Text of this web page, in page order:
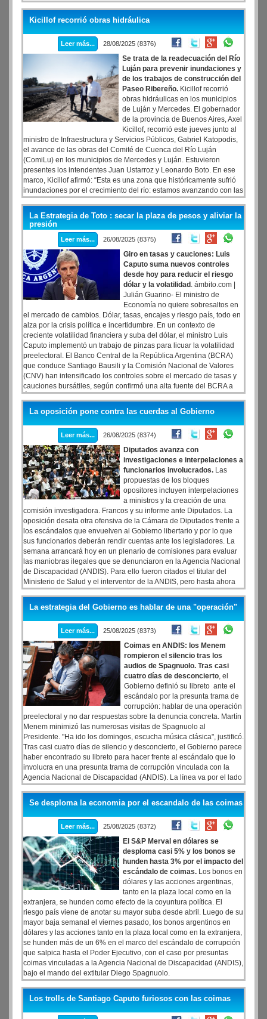
prestaciones y apoyos cotidianos para las personas con
discapacidad. Es responsabilidad de los gobiernos promover la
eliminación de las barreras que impiden el desarrollo pleno de las
personas con discapacidad. La discapacidad no puede ser un tema
lateral: debe estar en el centro de una ciudad justa e inclusiva.
Kicillof recorrió obras hidráulica
Leer más... 28/08/2025 (8376)
Se trata de la readecuación del Río
Luján para prevenir inundaciones y
de los trabajos de construcción del
Paseo Ribereño. Kicillof recorrió
obras hidráulicas en los municipios
de Luján y Mercedes. El gobernador
de la provincia de Buenos Aires, Axel
Kicillof, recorrió este jueves junto al
ministro de Infraestructura y Servicios Públicos, Gabriel Katopodis,
el avance de las obras del Comité de Cuenca del Río Luján
(ComiLu) en los municipios de Mercedes y Luján. Estuvieron
presentes los intendentes Juan Ustarroz y Leonardo Boto. En ese
marco, Kicillof afirmó: “Esta es una zona que históricamente sufrió
inundaciones por el crecimiento del río: estamos avanzando con las
obras que les van a cambiar la vida a miles de bonaerenses que
viven en la región”.
La Estrategia de Toto : secar la plaza de pesos y aliviar la
presión
Leer más... 26/08/2025 (8375)
Giro en tasas y cauciones: Luis
Caputo suma nuevos controles
desde hoy para reducir el riesgo
dólar y la volatilidad . ámbito.com |
Julián Guarino- El ministro de
Economía no quiere sobresaltos en
el mercado de cambios. Dólar, tasas, encajes y riesgo país, todo en
alza por la crisis política e incertidumbre. En un contexto de
creciente volatilidad financiera y suba del dólar, el ministro Luis
Caputo implementó un trabajo de pinzas para licuar la volatilidad
preelectoral. El Banco Central de la República Argentina (BCRA)
que conduce Santiago Bausili y la Comisión Nacional de Valores
(CNV) han intensificado los controles sobre el mercado de tasas y
cauciones bursátiles, según confirmó una alta fuente del BCRA a
Ámbito. Según trascendió, esta medida busca estabilizar el sistema
financiero ante las presiones derivadas de la volatilidad con un ojo
puesto en las tensiones inflacionarias y la depreciación del peso,
en un momento crítico previo a las elecciones de medio término.
La oposición pone contra las cuerdas al Gobierno
Leer más... 26/08/2025 (8374)
Diputados avanza con
investigaciones e interpelaciones a
funcionarios involucrados. Las
propuestas de los bloques
opositores incluyen interpelaciones
a ministros y la creación de una
comisión investigadora. Francos y su informe ante Diputados. La
oposición desata otra ofensiva de la Cámara de Diputados frente a
los escándalos que envuelven al Gobierno libertario y por lo que
sus funcionarios deberán rendir cuentas ante los legisladores. La
semana arrancará hoy en un plenario de comisiones para evaluar
las maniobras ilegales que se denunciaron en la Agencia Nacional
de Discapacidad (ANDIS). Para ello fueron citados el titular del
Ministerio de Salud y el interventor de la ANDIS, pero hasta ahora
ninguno confirmó la presencia. En tanto, el miércoles, el jefe de
Gabinete Guillermo Francos se presentará en el recinto de la
Cámara baja para rendir su informe de gestión del Gobierno que
estará marcada por estas graves irregularidades en la gestión.
La estrategia del Gobierno es hablar de una "operación"
Leer más... 25/08/2025 (8373)
Coimas en ANDIS: los Menem
rompieron el silencio tras los
audios de Spagnuolo. Tras casi
cuatro días de desconcierto, el
Gobierno definió su libreto ante el
escándalo por la presunta trama de
corrupción: hablar de una operación
preelectoral y no dar respuestas sobre la denuncia concreta. Martín
Menem minimizó las numerosas visitas de Spagnuolo al
Presidente. "Ha ido los domingos, escucha música clásica", justificó.
Tras casi cuatro días de silencio y desconcierto, el Gobierno parece
haber encontrado su libreto para hacer frente al escándalo que lo
involucra en una presunta trama de corrupción vinculada con la
Agencia Nacional de Discapacidad (ANDIS). La línea va por el lado
de hablar de una "operación" y evitar dar respuesta sobre las
coimas denunciadas.
Se desploma la economia por el escandalo de las coimas
Leer más... 25/08/2025 (8372)
El S&P Merval en dólares se
desploma casi 5% y los bonos se
hunden hasta 3% por el impacto del
escándalo de coimas. Los bonos en
dólares y las acciones argentinas,
tanto en la plaza local como en la
extranjera, se hunden como efecto de la coyuntura política. El
riesgo país viene de anotar su mayor suba desde abril. Luego de su
mayor baja semanal el viernes pasado, los bonos argentinos en
dólares y las acciones tanto en la plaza local como en la extranjera,
se hunden más de un 6% en el marco del escándalo de corrupción
que salpica hasta el Poder Ejecutivo, con el caso por presuntas
coimas vinculadas a la Agencia Nacional de Discapacidad (ANDIS),
bajo el mando del extitular Diego Spagnuolo.
Los trolls de Santiago Caputo furiosos con las coimas